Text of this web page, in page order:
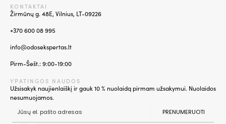
KONTAKTAI
Žirmūnų g. 48E, Vilnius, LT-09226
+370 600 08 995
info@odosekspertas.lt
Pirm-Šešt.: 9:00-19:00
YPATINGOS NAUDOS
Užsisakyk naujienlaiškį ir gauk 10 % nuolaidą pirmam užsakymui. Nuolaidos
nesumuojamos.
PRENUMERUOTI